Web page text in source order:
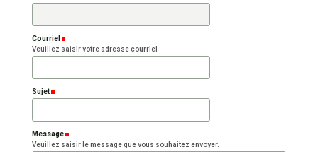
Courriel
Veuillez saisir votre adresse courriel
Sujet
Message
Veuillez saisir le message que vous souhaitez envoyer.